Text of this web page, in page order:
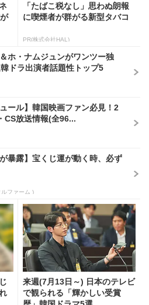
「たばこ税なし」思わぬ朗報
に喫煙者が群がる新型タバコ
PR(株式会社HAL)
ホ・ナムジュンがワンツー独
ドラ出演者話題性トップ5
ュール】韓国映画ファン必見！2
CS放送情報(全96...
が暴露】宝くじ運が動く時、必ず
ファーム )
来週(7月13日～) 日本のテレビ
で観られる「輝かしい受賞